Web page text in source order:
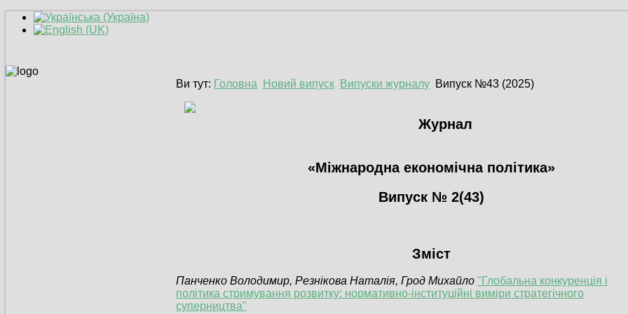
Ви тут: Головна Новий випуск Випуски журналу Випуск №43 (2025)
Журнал
«Міжнародна економічна політика»
Випуск № 2(43)
Зміст
Панченко Володимир, Резнікова Наталія, Грод Михайло "Глобальна конкуренція і
політика стримування розвитку: нормативно-інституційні виміри стратегічного
суперництва"